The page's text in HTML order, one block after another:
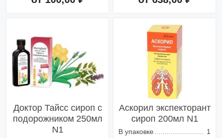
Доктор Тайсс сироп с
подорожником 250мл
N1
Аскорил экспекторант
сироп 200мл N1
В упаковке
1